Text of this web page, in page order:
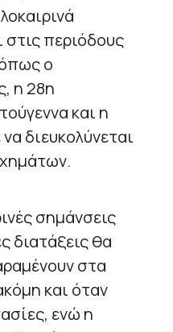
στις περιόδους
ο
η 28η
και η
διευκολύνεται
σημάνσεις
διατάξεις θα
στα
και όταν
ενώ η